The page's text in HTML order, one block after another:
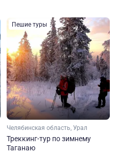
Пешие туры
Челябинская область, Урал
Треккинг-тур по зимнему
Таганаю